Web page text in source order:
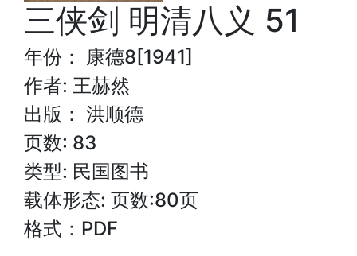
三侠剑 明清八义 51
年份： 康德8[1941]
作者: 王赫然
出版： 洪顺德
页数: 83
类型: 民国图书
载体形态: 页数:80页
格式：PDF